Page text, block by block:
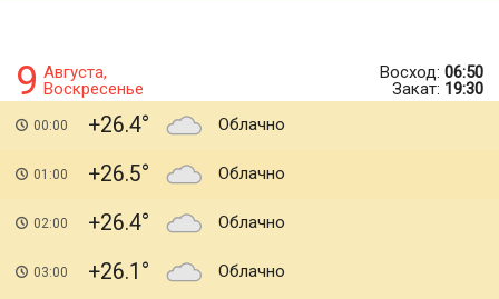
9 Августа,
Воскресенье
Восход: 06:50
Закат: 19:30
00:00 +26.4 Облачно
01:00 +26.5 Облачно
02:00 +26.4 Облачно
03:00 +26.1 Облачно